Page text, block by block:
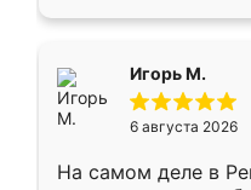
Игорь М.
6 августа 2026
На самом деле в